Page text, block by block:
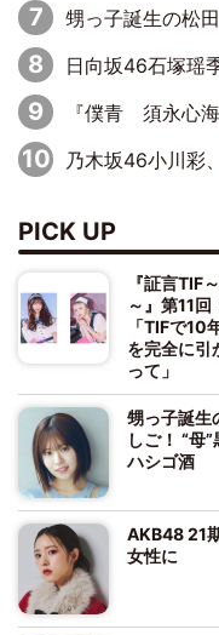
甥っ子誕生の松田好花、京都で“ふた
日向坂46石塚瑶季、東京ドームで“観戦バレ”！
『僕青 須永心海のソロ連載
乃木坂46小川彩、高校を卒業
PICK UP
『証言TIF
～』第11
「TIFで10
を完全に引
って」
甥っ子誕生
しご！ “母
ハシゴ酒
AKB48 21
女性に